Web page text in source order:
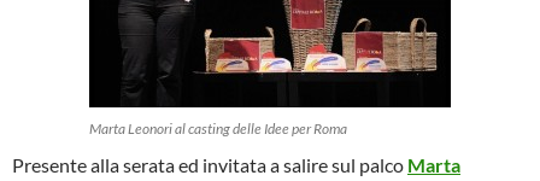
Marta Leonori al casting delle Idee per Roma
Presente alla serata ed invitata a salire sul palco Marta